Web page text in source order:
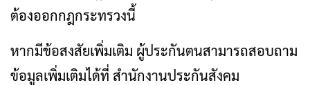
ต้องออกกฎกระทรวงนี้
หากมีข้อสงสัยเพิ่มเติม ผู้ประกันตนสามารถสอบถาม
ข้อมูลเพิ่มเติมได้ที่ สำนักงานประกันสังคม